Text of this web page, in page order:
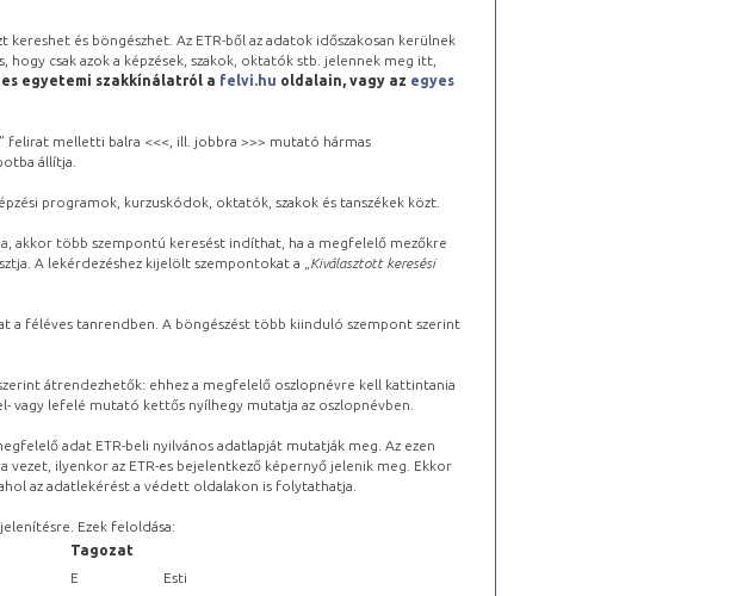
és böngészhet. Az ETR-ből az adatok időszakosan kerülnek
hogy csak azok a képzések, szakok, oktatók stb. jelennek meg itt,
egyetemi szakkínálatról a felvi.hu oldalain, vagy az egyes
” felirat melletti balra <<<, ill. jobbra >>> mutató hármas
állítja.
programok, kurzuskódok, oktatók, szakok és tanszékek közt.
akkor több szempontú keresést indíthat, ha a megfelelő mezőkre
A lekérdezéshez kijelölt szempontokat a „ Kiválasztott keresési
a féléves tanrendben. A böngészést több kiinduló szempont szerint
átrendezhetők: ehhez a megfelelő oszlopnévre kell kattintania
vagy lefelé mutató kettős nyílhegy mutatja az oszlopnévben.
adat ETR-beli nyilvános adatlapját mutatják meg. Az ezen
ilyenkor az ETR-es bejelentkező képernyő jelenik meg. Ekkor
az adatlekérést a védett oldalakon is folytathatja.
Ezek feloldása:
Tagozat
E Esti